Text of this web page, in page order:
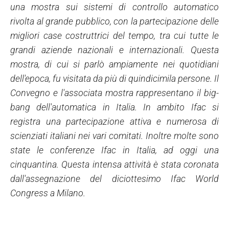
una mostra sui sistemi di controllo automatico
rivolta al grande pubblico, con la partecipazione delle
migliori case costruttrici del tempo, tra cui tutte le
grandi aziende nazionali e internazionali. Questa
mostra, di cui si parlò ampiamente nei quotidiani
dell'epoca, fu visitata da più di quindicimila persone. Il
Convegno e l'associata mostra rappresentano il big-
bang dell'automatica in Italia. In ambito Ifac si
registra una partecipazione attiva e numerosa di
scienziati italiani nei vari comitati. Inoltre molte sono
state le conferenze Ifac in Italia, ad oggi una
cinquantina. Questa intensa attività è stata coronata
dall'assegnazione del diciottesimo Ifac World
Congress a Milano.